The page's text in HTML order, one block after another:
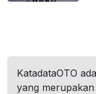
KatadataOTO
yang merupakan